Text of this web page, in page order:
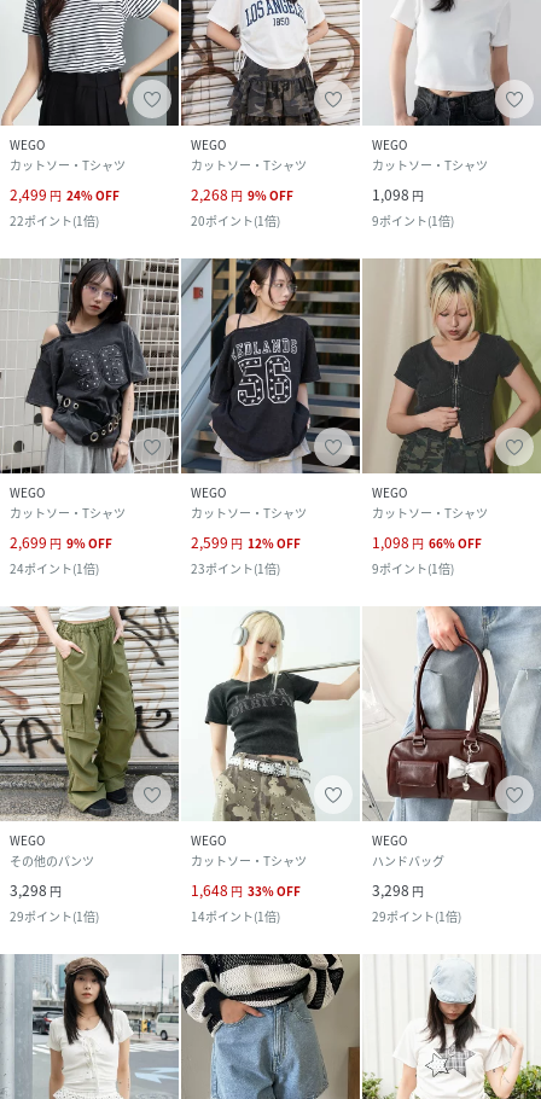
WEGO
カットソー・Tシャツ
2,499 円 24%OFF
22ポイント(1倍)
WEGO
カットソー・Tシャツ
2,268 円 9%OFF
20ポイント(1倍)
WEGO
カットソー・Tシャツ
1,098 円
9ポイント(1倍)
WEGO
カットソー・Tシャツ
2,699 円 9%OFF
24ポイント(1倍)
WEGO
カットソー・Tシャツ
2,599 円 12%OFF
23ポイント(1倍)
WEGO
カットソー・Tシャツ
1,098 円 66%OFF
9ポイント(1倍)
WEGO
その他のパンツ
3,298 円
29ポイント(1倍)
WEGO
カットソー・Tシャツ
1,648 円 33%OFF
14ポイント(1倍)
WEGO
ハンドバッグ
3,298 円
29ポイント(1倍)